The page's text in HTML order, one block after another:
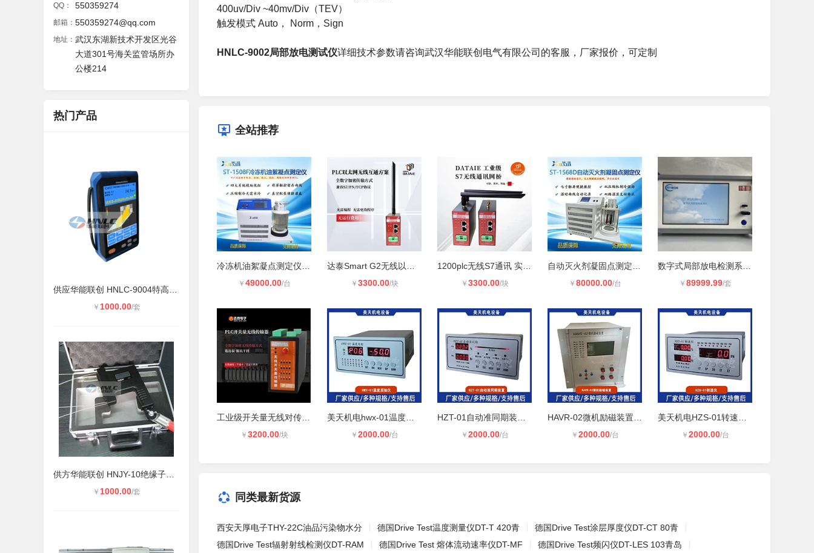
QQ： 550359274
邮箱： 550359274@qq.com
地址： 武汉东湖新技术开发区光谷
大道301号海关监管场所办
公楼214
热门产品
￥ 1000.00/套
￥ 1000.00/套
400uv/Div ~40mv/Div（TEV）
触发模式 Auto， Norm，Sign
HNLC-9002局部放电测试仪详细技术参数请咨询武汉华能联创电气有限公司的客服，厂家报价，可定制
全站推荐
￥ 49000.00/台 ￥ 3300.00/块 ￥ 3300.00/块 ￥ 80000.00/台 ￥ 89999.99/套
￥ 3200.00/块 ￥ 2000.00/台 ￥ 2000.00/台 ￥ 2000.00/台 ￥ 2000.00/台
同类最新货源
西安天厚电子THY-22C油品污染物水分 德国Drive Test温度测量仪DT-T 420青
德国Drive Test涂层厚度仪DT-CT 80青
德国Drive Test辐射射线检测仪DT-RAM
德国Drive Test 熔体流动速率仪DT-MF
德国Drive Test频闪仪DT-LES 103青岛